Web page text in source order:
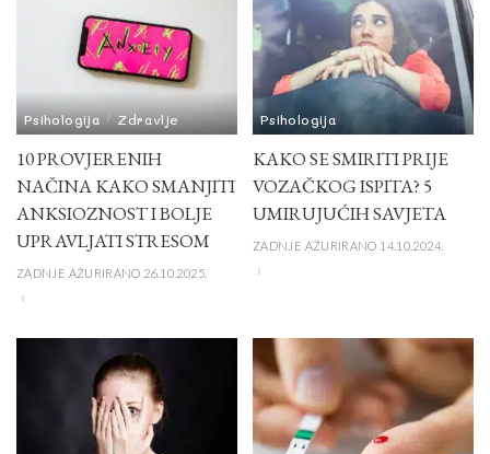
Psihologija Zdravlje
10 PROVJERENIH
NAČINA KAKO SMANJITI
ANKSIOZNOST I BOLJE
UPRAVLJATI STRESOM
ZADNJE AŽURIRANO 26.10.2025.
Psihologija
KAKO SE SMIRITI PRIJE
VOZAČKOG ISPITA? 5
UMIRUJUĆIH SAVJETA
ZADNJE AŽURIRANO 14.10.2024.